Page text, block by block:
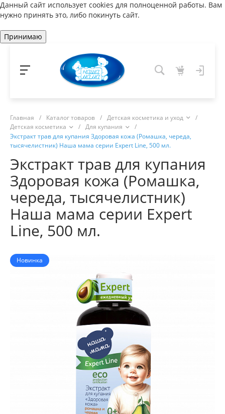
Данный сайт использует cookies для полноценной работы. Вам
нужно принять это, либо покинуть сайт.
Принимаю
Главная / Каталог товаров / Детская косметика и уход
/
Детская косметика
/ Для купания
/
Экстракт трав для купания Здоровая кожа (Ромашка, череда,
тысячелистник) Наша мама серии Expert Line, 500 мл.
Экстракт трав для купания
Здоровая кожа (Ромашка,
череда, тысячелистник)
Наша мама серии Expert
Line, 500 мл.
Новинка